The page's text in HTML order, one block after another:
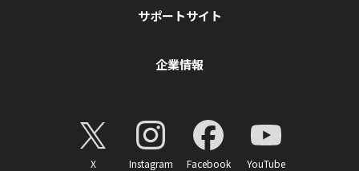
サポートサイト
企業情報
X Instagram Facebook YouTube